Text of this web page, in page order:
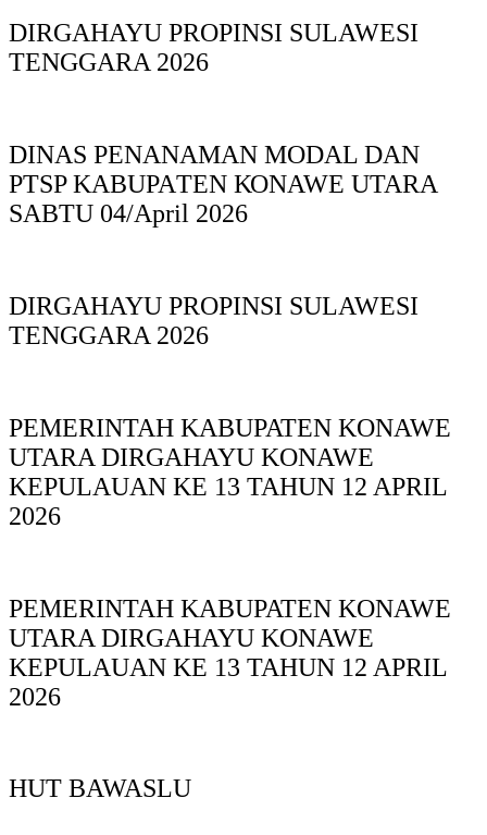
DIRGAHAYU PROPINSI SULAWESI
TENGGARA 2026
DINAS PΕΝΑΝΑΜAN MODAL DAN
PTSP KABUPAΤΕΝ ΚΟNAWE UTARA
SABTU 04/April 2026
DIRGAHAYU PROPINSI SULAWESI
TENGGARA 2026
PEMERINTAH KABUPATEN KONAWE
UTARA DIRGAHAYU KONAWE
KEPULAUAN KE 13 TAHUN 12 APRIL
2026
PEMERINTAH KABUPATEN KONAWE
UTARA DIRGAHAYU KONAWE
KEPULAUAN KE 13 TAHUN 12 APRIL
2026
HUT BAWASLU